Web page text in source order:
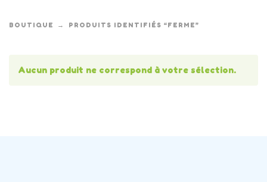
BOUTIQUE PRODUITS IDENTIFIÉS “FERME”
Aucun produit ne correspond à votre sélection.